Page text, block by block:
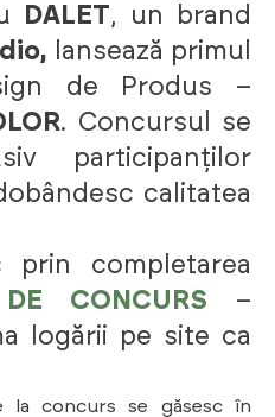
DALET, un brand
lansează primul
de Produs –
. Concursul se
participanților
calitatea
prin completarea
DE CONCURS –
logării pe site ca
la concurs se găsesc în